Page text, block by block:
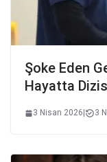
Şoke Eden
Hayatta
3 Nisan 2026 3